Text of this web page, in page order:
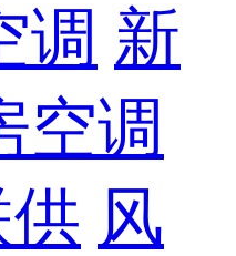
调 新
空调
风